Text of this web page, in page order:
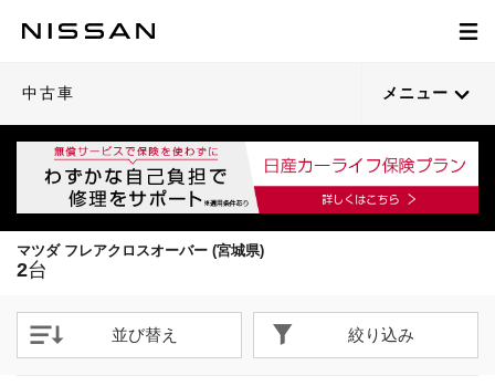
中古車 メニュー
マツダ フレアクロスオーバー (宮城県)
2台
並び替え 絞り込み
20
閉じる 21
閉じる